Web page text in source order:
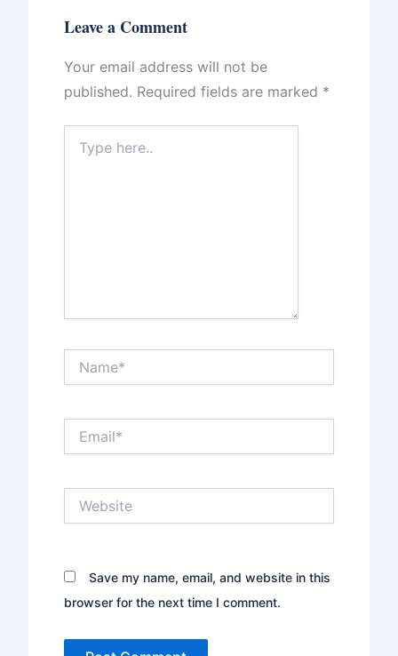
Leave a Comment
Your email address will not be
published. Required fields are marked *
here..
Save my name, email, and website in this
browser for the next time I comment.